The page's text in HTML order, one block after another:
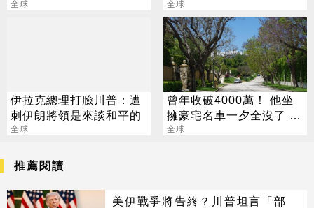
不值
全球
威脅
全球
伊拉克總理打臉川普：遭
刺伊朗將領是來談和平的
全球
曾年收破4000萬！ 他坐
擁豪宅名車一夕全沒了 卻
喊「比過去更快樂」
全球
推薦閱讀
美伊戰爭將告終？川普坦言「部